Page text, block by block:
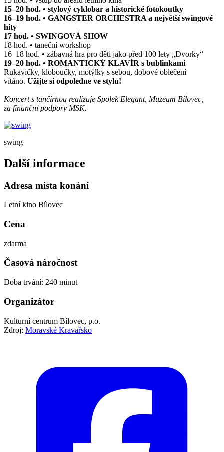
15–20 hod. • stylový cyklobar a historické fotokoutky
16–19 hod. • GANGSTER ORCHESTRA a největší swingové
hity
17 hod. • SWINGOVÁ SHOW
18 hod. • taneční workshop
16–18 hod. • zábavná hra pro děti jako před 100 lety „Dvorky“
19–20 hod. • ROMANTICKÝ KLAVÍR s bublinkami
Rukavičky, kloboučky, motýlky s sebou, dobové oblečení
vítáno. Užijte si odpoledne ve stylu!
Koncert s tančírnou realizuje Spolek Elegant, Muzeum Bílovec,
za finanční podpory MSK.
swing
Další informace
Adresa místa konání
Letní kino Bílovec
Cena
zdarma
Časová náročnost
Doba trvání: 240 minut
Organizátor
Kulturní centrum Bílovec, p.o.
Zdroj: Moravské Kravařsko